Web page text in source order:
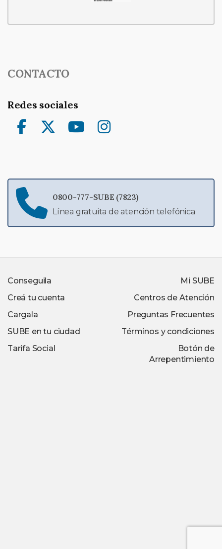
CONTACTO
Redes sociales
Facebook
TwitterYouTubeInstagram
0800-777-SUBE (7823)
Línea gratuita de atención telefónica
Conseguila
Creá tu cuenta
Cargala
SUBE en tu ciudad
Tarifa Social
Mi SUBE
Centros de Atención
Preguntas Frecuentes
Términos y condiciones
Botón de
Arrepentimiento